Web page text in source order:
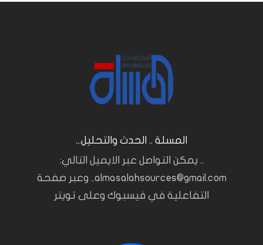
المسلة .. الحدث والتحليل...
.. يمكن التواصل عبر الايميل التالي:
almasalahsources@gmail.com.. وعبر صفحة
التفاعلية في فيسبوك وعلى تويتر